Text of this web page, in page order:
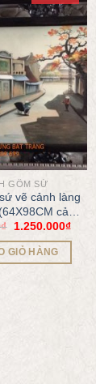
GỐM SỨ
vẽ cảnh làng
cả
₫ 1.250.000₫
GIỎ HÀNG